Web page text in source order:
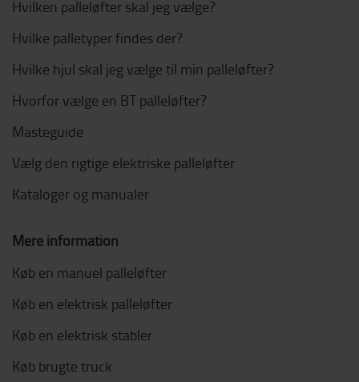
Hvilken palleløfter skal jeg vælge?
Hvilke palletyper findes der?
Hvilke hjul skal jeg vælge til min palleløfter?
Hvorfor vælge en BT palleløfter?
Masteguide
Vælg den rigtige elektriske palleløfter
Kataloger og manualer
Mere information
Køb en manuel palleløfter
Køb en elektrisk palleløfter
Køb en elektrisk stabler
Køb brugte truck